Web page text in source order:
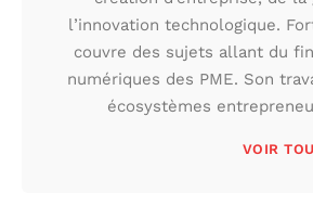
l’innovation technologique.
couvre des sujets allant du
numériques des PME. Son
écosystèmes
VOIR